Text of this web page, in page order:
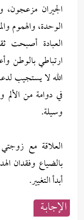
الجيران
الوحدة، والهموم
العبادة أصبحت
ارتباطي بالوطن
الله لا يستجيب
في دوامة من الألم
وسيلة.
العلاقة مع
بالضياع وفقدان
أبدأ التغيير.
الإجابــة